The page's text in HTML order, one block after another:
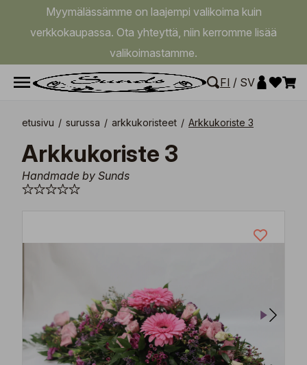
Myymälässämme on laajempi valikoima kuin
verkkokaupassa. Ota yhteyttä, niin kerromme lisää
valikoimastamme.
FI / SV
etusivu / surussa / arkkukoristeet / Arkkukoriste 3
Arkkukoriste 3
Handmade by Sunds